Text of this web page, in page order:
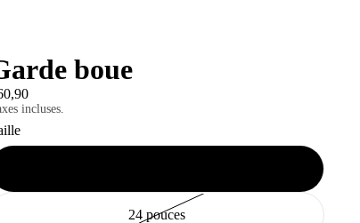
boue
incluses.
24 pouces